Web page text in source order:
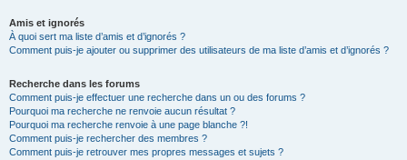
Amis et ignorés
À quoi sert ma liste d’amis et d’ignorés ?
Comment puis-je ajouter ou supprimer des utilisateurs de ma liste d’amis et d’ignorés ?
Recherche dans les forums
Comment puis-je effectuer une recherche dans un ou des forums ?
Pourquoi ma recherche ne renvoie aucun résultat ?
Pourquoi ma recherche renvoie à une page blanche ?!
Comment puis-je rechercher des membres ?
Comment puis-je retrouver mes propres messages et sujets ?